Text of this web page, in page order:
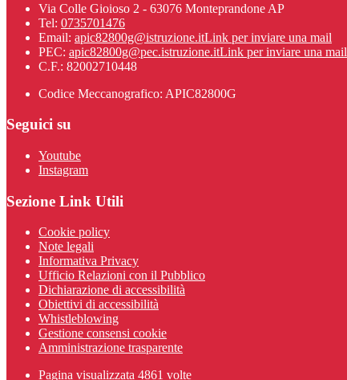
Via Colle Gioioso 2 - 63076 Monteprandone AP
Tel: 0735701476
Email: apic82800g@istruzione.itLink per inviare una mail
PEC: apic82800g@pec.istruzione.itLink per inviare una mail
C.F.: 82002710448
Codice Meccanografico: APIC82800G
Seguici su
Youtube
Instagram
Sezione Link Utili
Cookie policy
Note legali
Informativa Privacy
Ufficio Relazioni con il Pubblico
Dichiarazione di accessibilità
Obiettivi di accessibilità
Whistleblowing
Gestione consensi cookie
Amministrazione trasparente
Pagina visualizzata 4861 volte